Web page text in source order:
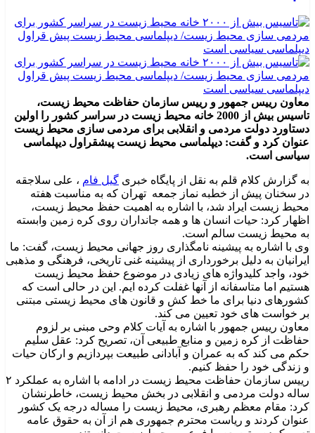
معاون رییس جمهور و رییس سازمان حفاظت محیط زیست،
تاسیس بیش از 2000 خانه محیط زیست در سراسر کشور را اولین
دستاورد دولت مردمی و انقلابی برای مردمی سازی محیط زیست
عنوان کرد و گفت: دیپلماسی محیط زیست پیشقراول دیپلماسی
سیاسی است.
به گزارش کلام قلم به نقل از پایگاه خبری گیل فام ، علی سلاجقه
در سخنان پیش از خطبه نماز جمعه تهران که به مناسبت هفته
محیط زیست ایراد شد، با اشاره به اهمیت حفظ محیط زیست،
اظهار کرد: حیات انسان ها و همه جانداران روی کره زمین وابسته
به محیط زیست سالم است.
وی با اشاره به پیشینه نامگذاری روز جهانی محیط زیست، گفت: ما
ایرانیان به دلیل برخورداری از پیشینه غنی تاریخی، فرهنگی و مذهبی
خود، واجد کلیدواژه های زیادی در موضوع حفظ محیط زیست
هستیم اما متاسفانه از آنها غفلت کرده ایم. این در حالی است که
کشورهای دنیا برای ما خط کش و قانون های محیط زیستی مبتنی
بر خواست های خود تعیین می کند.
معاون رییس جمهور با اشاره به آیات کلام وحی مبنی بر لزوم
حفاظت از کره زمین و منابع طبیعی آن، تصریح کرد: عقل سلیم
حکم می کند که به عمران و آبادانی طبیعت بپردازیم و ارکان حیات
و زندگی خود را حفظ کنیم.
رییس سازمان حفاظت محیط زیست در ادامه با اشاره به عملکرد ۲
ساله دولت مردمی و انقلابی در بخش محیط زیست، خاطرنشان
کرد: مقام معظم رهبری، محیط زیست را مساله درجه یک کشور
عنوان کردند و ریاست محترم جمهوری هم از آن به حقوق عامه